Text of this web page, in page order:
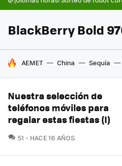
BlackBerry Bold
HOY SE HABLA DE
AEMET China Sequía
Nuestra selección de
teléfonos móviles para
regalar estas fiestas (I)
51 COMENTARIOS
HACE 16 AÑOS